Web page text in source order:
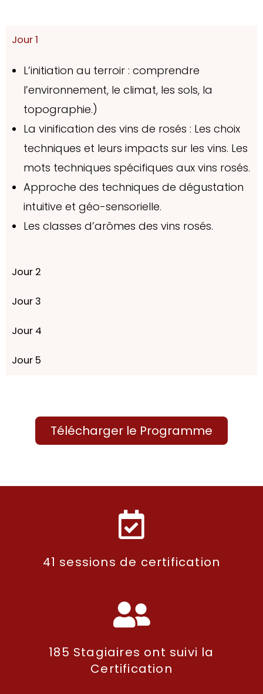
Jour 1
L’initiation au terroir : comprendre
l’environnement, le climat, les sols, la
topographie.)
La vinification des vins de rosés : Les choix
techniques et leurs impacts sur les vins. Les
mots techniques spécifiques aux vins rosés.
Approche des techniques de dégustation
intuitive et géo-sensorielle.
Les classes d’arômes des vins rosés.
Jour 2
Jour 3
Jour 4
Jour 5
Télécharger le Programme
41 sessions de certification
185 Stagiaires ont suivi la
Certification